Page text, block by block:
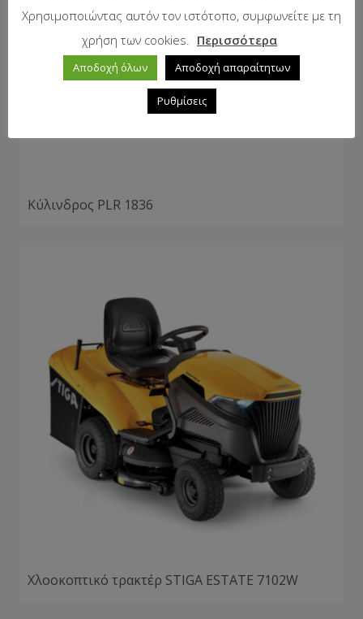
Κύλινδρος PLR 1836
Χλοοκοπτικό τρακτέρ STIGA ESTATE 7102W
Χρησιμοποιώντας αυτόν τον ιστότοπο, συμφωνείτε με τη
χρήση των cookies.
Περισσότερα
Αποδοχή όλων Αποδοχή απαραίτητων
Ρυθμίσεις